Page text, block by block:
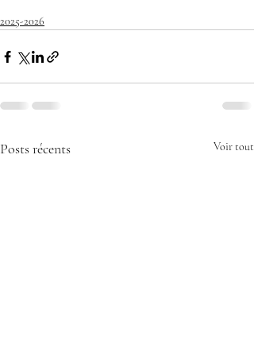
2025-2026
Posts récents Voir tout